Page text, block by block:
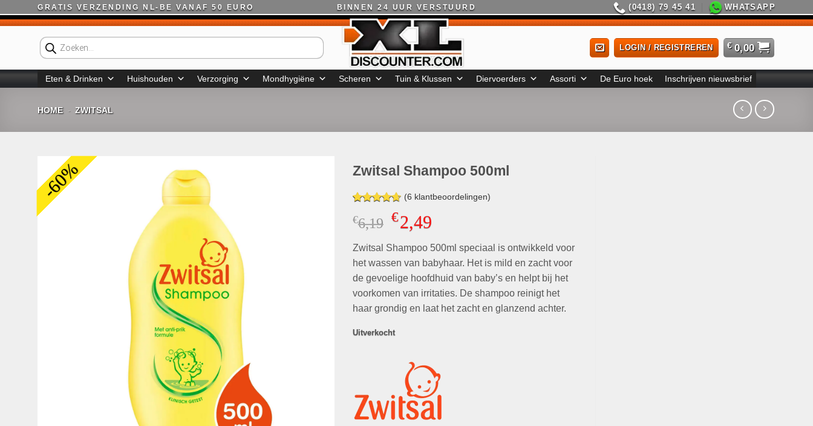
naar
GRATIS VERZENDING NL-BE VANAF 50 EURO BINNEN 24 UUR VERSTUURD (0418) 79 45 41 WHATSAPP
Producten
zoeken
LOGIN / REGISTREREN € 0,00
Eten & Drinken Huishouden Verzorging Mondhygiëne Scheren Tuin & Klussen Diervoerders Assorti De Euro hoek Inschrijven nieuwsbrief
HOME - ZWITSAL
-60% Zwitsal Shampoo 500ml
Gewaardeerd
4.67 op 5
gebaseerd
waarderingen
(6 klantbeoordelingen)
€6,19 Oorspronkelijke
prijs
was:
€6,19.
€2,49Huidige
is:
€2,49.
Zwitsal Shampoo 500ml speciaal is ontwikkeld voor
het wassen van babyhaar. Het is mild en zacht voor
de gevoelige hoofdhuid van baby’s en helpt bij het
voorkomen van irritaties. De shampoo reinigt het
haar grondig en laat het zacht en glanzend achter.
Uitverkocht